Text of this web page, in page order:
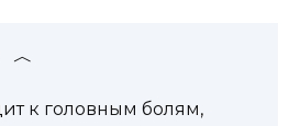
к головным болям,